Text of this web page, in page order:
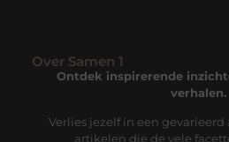
Over Samen 1
Ontdek inspirerende
verhalen.
Verlies jezelf in een
artikelen die de vele